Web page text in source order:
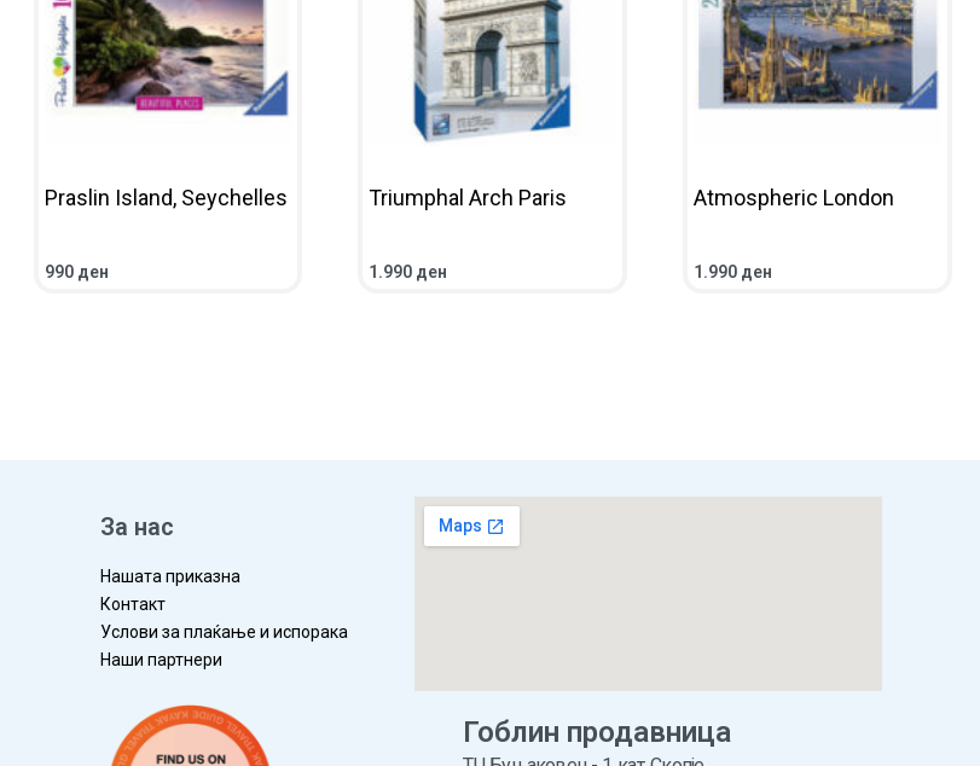
Praslin Island, Seychelles
990 ден
Triumphal Arch Paris
1.990 ден
Atmospheric London
1.990 ден
За нас
Нашата приказна
Контакт
Услови за плаќање и испорака
Наши партнери
Гоблин продавница